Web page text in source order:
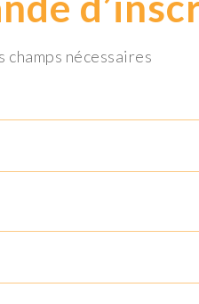
champs nécessaires